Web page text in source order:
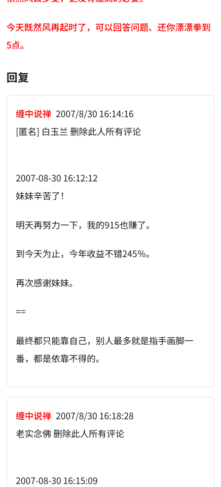
今天既然风再起时了，可以回答问题、还你漂漂拳到
5点。
回复
缠中说禅 2007/8/30 16:14:16
[匿名] 白玉兰 删除此人所有评论
2007-08-30 16:12:12
妹妹辛苦了！
明天再努力一下，我的915也赚了。
到今天为止，今年收益不错245％。
再次感谢妹妹。
==
最终都只能靠自己，别人最多就是指手画脚一
番，都是依靠不得的。
缠中说禅 2007/8/30 16:18:28
老实念佛 删除此人所有评论
2007-08-30 16:15:09